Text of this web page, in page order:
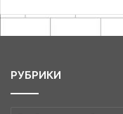
РУБРИКИ